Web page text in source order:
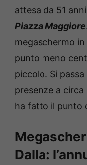
attesa da 51
Piazza Maggiore
megaschermo in
punto meno
piccolo. Si
presenze a circa
ha fatto il punto
Dalla: